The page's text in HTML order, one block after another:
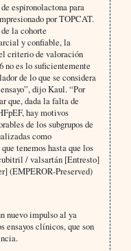
espironolactona para
por TOPCAT.
la cohorte
y confiable, la
criterio de valoración
no es lo suficientemente
de lo que se considera
dijo Kaul. “Por
que, dada la falta de
hay motivos
de los subgrupos de
como
tenemos hasta que los
/ valsartán [Entresto]
(EMPEROR-Preserved)
nuevo impulso al ya
ensayos clínicos, que son